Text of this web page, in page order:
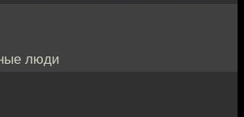
люди